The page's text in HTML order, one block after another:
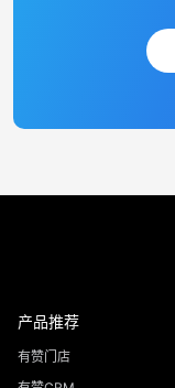
产品推荐
有赞门店